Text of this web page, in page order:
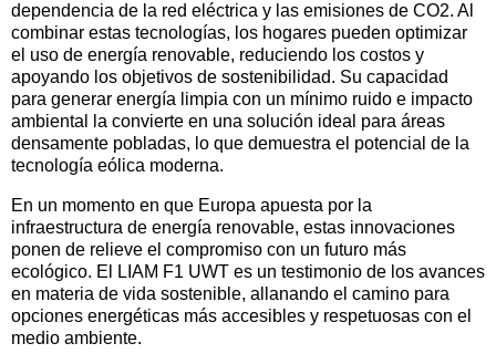
dependencia de la red eléctrica y las emisiones de CO2. Al
combinar estas tecnologías, los hogares pueden optimizar
el uso de energía renovable, reduciendo los costos y
apoyando los objetivos de sostenibilidad. Su capacidad
para generar energía limpia con un mínimo ruido e impacto
ambiental la convierte en una solución ideal para áreas
densamente pobladas, lo que demuestra el potencial de la
tecnología eólica moderna.
En un momento en que Europa apuesta por la
infraestructura de energía renovable, estas innovaciones
ponen de relieve el compromiso con un futuro más
ecológico. El LIAM F1 UWT es un testimonio de los avances
en materia de vida sostenible, allanando el camino para
opciones energéticas más accesibles y respetuosas con el
medio ambiente.